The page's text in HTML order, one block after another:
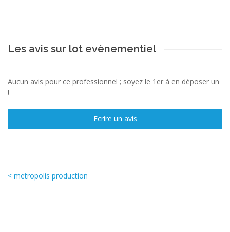
Les avis sur lot evènementiel
Aucun avis pour ce professionnel ; soyez le 1er à en déposer un
!
Ecrire un avis
< metropolis production